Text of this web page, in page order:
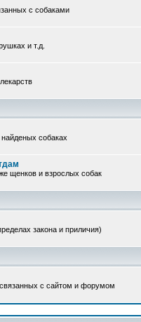
с собаками
и т.д.
собаках
щенков и взрослых собак
закона и приличия)
с сайтом и форумом